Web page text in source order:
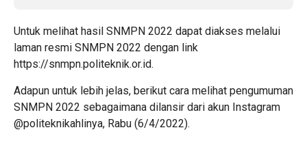
Untuk melihat hasil SNMPN 2022 dapat diakses melalui
laman resmi SNMPN 2022 dengan link
https://snmpn.politeknik.or.id.
Adapun untuk lebih jelas, berikut cara melihat pengumuman
SNMPN 2022 sebagaimana dilansir dari akun Instagram
@politeknikahlinya, Rabu (6/4/2022).